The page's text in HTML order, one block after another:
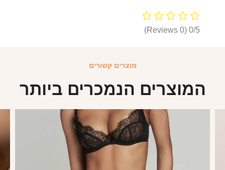
0/5
(0 Reviews)
מוצרים קשורים
המוצרים הנמכרים ביותר